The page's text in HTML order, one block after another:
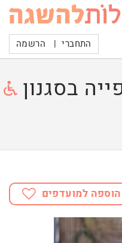
התחברי | הרשמה
בסגנון
הוספה למועדפים